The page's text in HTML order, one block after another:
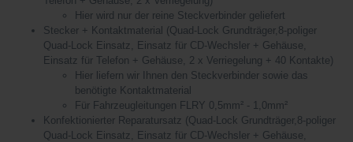
Hier wird nur der reine Steckverbinder geliefert
Stecker + Kontaktmaterial (Quad-Lock Grundträger,8-poliger
Quad-Lock Einsatz, Einsatz für CD-Wechsler + Gehäuse,
Einsatz für Telefon + Gehäuse, 2 x Verriegelung + 40 Kontakte)
Hier liefern wir Ihnen den Steckverbinder sowie das
benötigte Kontaktmaterial
Für Fahrzeugleitungen FLRY 0,5mm² - 1,0mm²
Konfektionierter Reparatursatz (Quad-Lock Grundträger,8-poliger
Quad-Lock Einsatz, Einsatz für CD-Wechsler + Gehäuse,